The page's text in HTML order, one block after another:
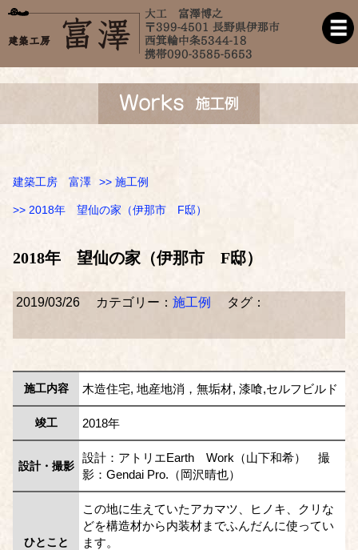
建築工房 富澤 >> 施工例
>> 2018年 望仙の家（伊那市 F邸）
2018年 望仙の家（伊那市 F邸）
2019/03/26 カテゴリー： 施工例 タグ：
施工内容 木造住宅, 地産地消，無垢材, 漆喰,セルフビルド
竣工 2018年
設計・撮影
設計：アトリエEarth Work（山下和希） 撮
影：Gendai Pro.（岡沢晴也）
ひとこと
この地に生えていたアカマツ、ヒノキ、クリな
どを構造材から内装材までふんだんに使ってい
ます。